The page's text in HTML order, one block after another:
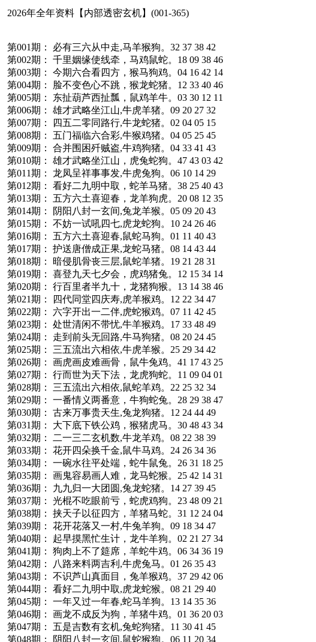
2026年全年资料【内部透密玄机】(001-365)
第001期： 必有三六从中走,马羊猴狗。32 37 38 42
第002期： 千里姻缘使线牵，马鸡鼠蛇。18 09 38 46
第003期： 今期六合看四方，猴马狗鸡。04 16 42 14
第004期： 脸不变色心不跳，猴龙蛇猪。12 33 40 46
第005期： 东扯葫芦西扯瓢，鼠鸡羊牛。03 30 12 11
第006期： 雄才武略坐江山,牛虎羊猪。09 20 27 32
第007期： 四五二零同路行,牛龙蛇猪。02 04 05 15
第008期： 五门福临六合彩,牛猴鸡猪。04 05 25 45
第009期： 合并围困歼贼盗,牛鸡狗猪。04 33 41 43
第010期： 雄才武略坐江山，虎兔蛇狗。47 43 03 42
第011期： 龙凤呈祥事事发,牛虎兔狗。06 10 14 29
第012期： 看好二九明中取，蛇羊马猪。38 25 40 43
第013期： 五方六土喜迎春，龙羊狗虎。20 08 12 35
第014期： 阴阳八封一玄间,兔龙羊猴。05 09 20 43
第015期： 不妨一试吼四七,虎龙蛇狗。10 24 26 46
第016期： 五方六土喜迎春,鼠蛇马狗。01 11 40 43
第017期： 护送唐僧成正果,龙蛇马猪。08 14 43 44
第018期： 暗侵肌骨丧三层,鼠蛇羊猪。19 21 28 31
第019期： 喜登九天七夕会，虎鸡猪兔。12 15 34 14
第020期： 行百里者半九十，龙猪狗猴。13 14 38 46
第021期： 四代同堂四庆寿,虎羊猴鸡。12 22 34 47
第022期： 六字开出一二伴,虎蛇猴鸡。07 11 42 45
第023期： 处世清闲不带忧,牛羊猴鸡。17 33 48 49
第024期： 走到前头无回路,牛马狗猪。08 20 24 45
第025期： 三五流出六相依,牛虎羊猴。25 29 34 42
第026期： 画虎画皮难画骨，鼠牛兔鸡。41 17 43 25
第027期： 行而世为天下法，龙虎狗蛇。11 09 04 01
第028期： 三五流出六相依,鼠蛇羊鸡。22 25 32 34
第029期： 一番情义两番意，牛狗蛇兔。28 29 38 47
第030期： 古来万事贵天生,兔龙狗猪。12 24 44 49
第031期： 大下底下铁公鸡，猴猪虎马。30 48 43 34
第032期： 二一三二玄机数,牛龙羊鸡。08 22 38 39
第033期： 花开四朵换千金,鼠牛马鸡。24 26 34 36
第034期： 一碗水往平处端，蛇牛鼠兔。26 31 18 25
第035期： 画鬼容易画人难，龙马蛇猴。25 42 14 31
第036期： 九九归一大团圆,兔龙蛇猪。14 27 39 45
第037期： 光棍不吃眼前亏，蛇虎鸡狗。23 48 09 21
第038期： 挟天子以征四方，羊猪马蛇。31 12 24 04
第039期： 花开花落又一村,牛兔羊狗。09 18 34 47
第040期： 起早摸黑忙生计，龙牛羊狗。02 21 27 34
第041期： 狗肉上不了筵席，羊蛇牛鸡。06 34 36 19
第042期： 八路来料两吉利,牛虎兔马。01 26 35 43
第043期： 不识芦山真面目，兔羊猴鸡。37 29 42 06
第044期： 看好二九明中取,虎龙蛇猴。08 21 29 40
第045期： 一年又过一年春,蛇马羊狗。13 14 35 36
第046期： 画龙不成反为狗，羊猪牛鸡。01 36 20 03
第047期： 五是吉数有玄机,兔蛇狗猪。11 30 41 45
第048期： 阴阳八封一玄间,鼠蛇猴狗。06 11 20 34